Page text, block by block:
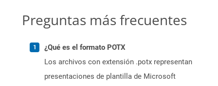
Preguntas más frecuentes
¿Qué es el formato POTX
Los archivos con extensión .potx representan
presentaciones de plantilla de Microsoft